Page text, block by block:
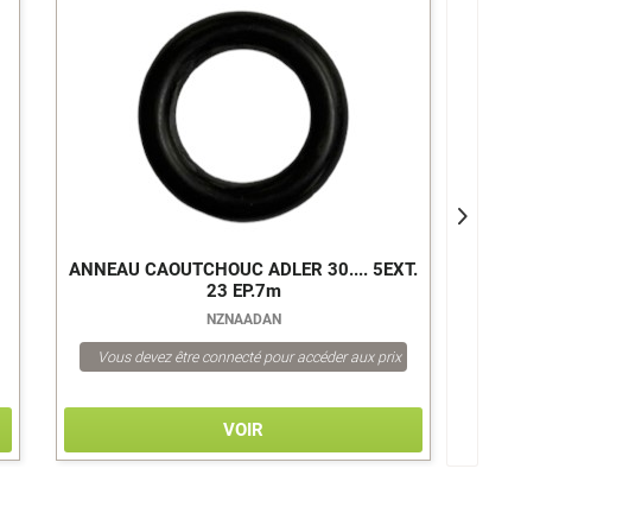
ANNEAU CAOUTCHOUC ADLER 30.... 5EXT.
23 EP.7m
NZNAADAN
Vous devez être connecté pour accéder aux prix
VOIR